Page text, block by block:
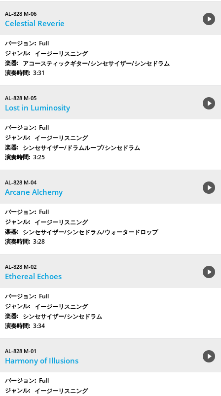
AL-828 M-06
Celestial Reverie
Full
イージーリスニング
アコースティックギター/シンセサイザー/シンセドラム
3:31
AL-828 M-05
Lost in Luminosity
Full
イージーリスニング
シンセサイザー/ドラムループ/シンセドラム
3:25
AL-828 M-04
Arcane Alchemy
Full
イージーリスニング
シンセサイザー/シンセドラム/ウォータードロップ
3:28
AL-828 M-02
Ethereal Echoes
Full
イージーリスニング
シンセサイザー/シンセドラム
3:34
AL-828 M-01
Harmony of Illusions
Full
イージーリスニング